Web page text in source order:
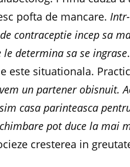
pofta de mancare.
contraceptie incep sa
le determina sa se ingrase.
este situationala.
un partener obisnuit.
casa parinteasca
pot duce la mai
cresterea in